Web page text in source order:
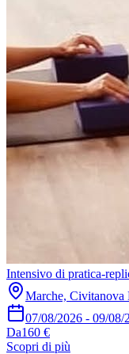
Intensivo di pratica-
Marche, Civitanova
07/08/2026 - 09/08/
Da160 €
Scopri di più